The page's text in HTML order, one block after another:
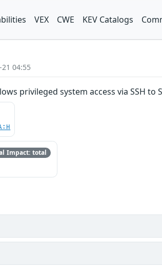
VEX CWE KEV Catalogs
04:55
privileged system access via SSH to
Impact: total